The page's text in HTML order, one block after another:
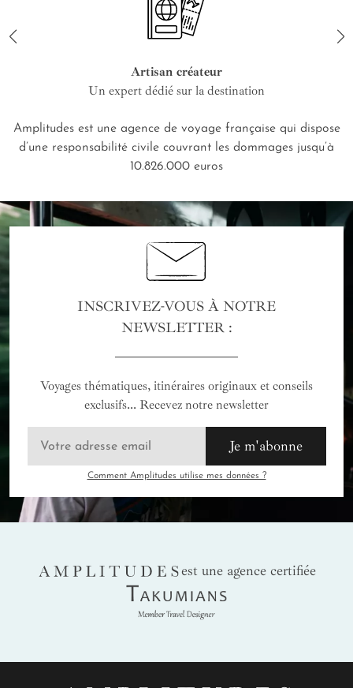
Artisan créateur
Un expert dédié sur la destination
Amplitudes est une agence de voyage française qui dispose
d’une responsabilité civile couvrant les dommages jusqu’à
10.826.000 euros
INSCRIVEZ-VOUS À NOTRE
NEWSLETTER :
Voyages thématiques, itinéraires originaux et conseils
exclusifs... Recevez notre newsletter
Je m'abonne
Comment Amplitudes utilise mes données ?
AMPLITUDES
est une agence certifiée
Takumians